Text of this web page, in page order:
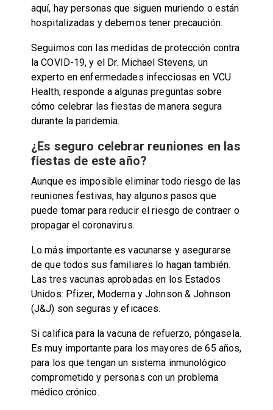
aquí, hay personas que siguen muriendo o están
hospitalizadas y debemos tener precaución.
Seguimos con las medidas de protección contra
la COVID-19, y el Dr. Michael Stevens, un
experto en enfermedades infecciosas en VCU
Health, responde a algunas preguntas sobre
cómo celebrar las fiestas de manera segura
durante la pandemia.
¿Es seguro celebrar reuniones en las
fiestas de este año?
Aunque es imposible eliminar todo riesgo de las
reuniones festivas, hay algunos pasos que
puede tomar para reducir el riesgo de contraer o
propagar el coronavirus.
Lo más importante es vacunarse y asegurarse
de que todos sus familiares lo hagan también.
Las tres vacunas aprobadas en los Estados
Unidos: Pfizer, Moderna y Johnson & Johnson
(J&J) son seguras y eficaces.
Si califica para la vacuna de refuerzo, póngasela.
Es muy importante para los mayores de 65 años,
para los que tengan un sistema inmunológico
comprometido y personas con un problema
médico crónico.